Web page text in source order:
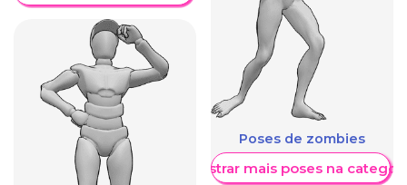
Poses de zombies
Mostrar mais poses na